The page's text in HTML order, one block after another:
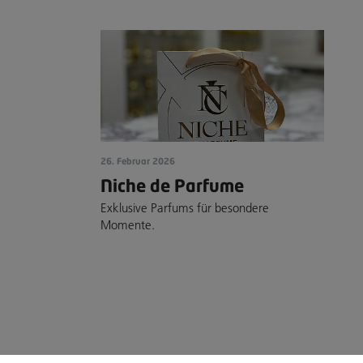
26. Februar 2026
Niche de Parfume
Exklusive Parfums für besondere
Momente.